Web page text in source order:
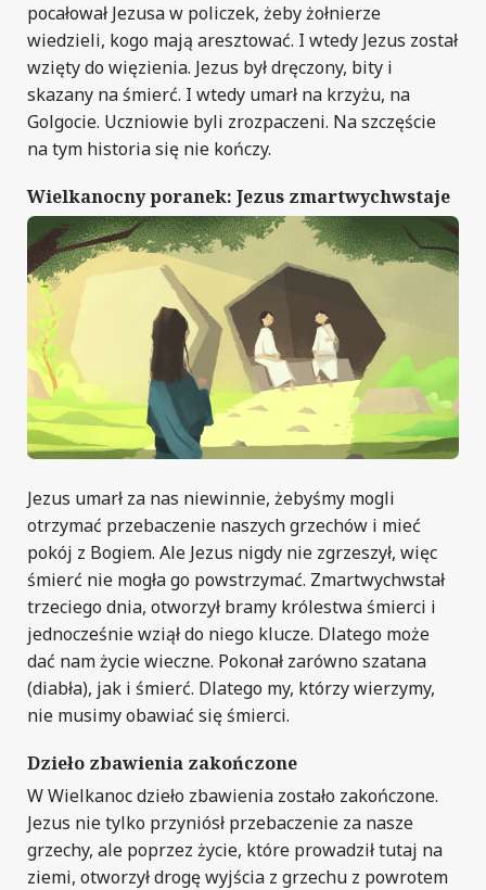
pocałował Jezusa w policzek, żeby żołnierze
wiedzieli, kogo mają aresztować. I wtedy Jezus został
wzięty do więzienia. Jezus był dręczony, bity i
skazany na śmierć. I wtedy umarł na krzyżu, na
Golgocie. Uczniowie byli zrozpaczeni. Na szczęście
na tym historia się nie kończy.
Wielkanocny poranek: Jezus zmartwychwstaje
Jezus umarł za nas niewinnie, żebyśmy mogli
otrzymać przebaczenie naszych grzechów i mieć
pokój z Bogiem. Ale Jezus nigdy nie zgrzeszył, więc
śmierć nie mogła go powstrzymać. Zmartwychwstał
trzeciego dnia, otworzył bramy królestwa śmierci i
jednocześnie wziął do niego klucze. Dlatego może
dać nam życie wieczne. Pokonał zarówno szatana
(diabła), jak i śmierć. Dlatego my, którzy wierzymy,
nie musimy obawiać się śmierci.
Dzieło zbawienia zakończone
W Wielkanoc dzieło zbawienia zostało zakończone.
Jezus nie tylko przyniósł przebaczenie za nasze
grzechy, ale poprzez życie, które prowadził tutaj na
ziemi, otworzył drogę wyjścia z grzechu z powrotem